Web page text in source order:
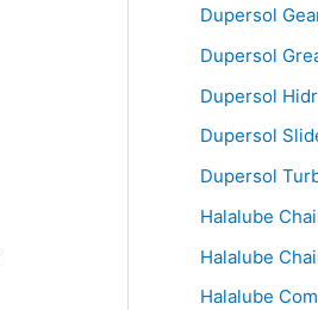
Dupersol
Dupersol
Dupersol
Dupersol
Dupersol
Halalube
Halalube
Halalube